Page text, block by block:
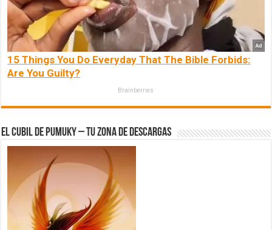
15 Things You Do Everyday That The Bible Forbids:
Are You Guilty?
Brainberries
El Cubil de Pumuky – Tu zona de Descargas